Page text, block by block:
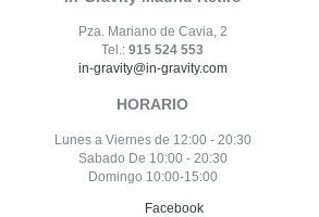
Pza. Mariano de Cavia, 2
Tel.: 915 524 553
in-gravity@in-gravity.com
HORARIO
Lunes a Viernes de 12:00 - 20:30
Sabado De 10:00 - 20:30
Domingo 10:00-15:00
Facebook